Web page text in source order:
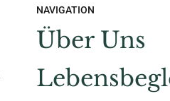
NAVIGATION
Über Uns